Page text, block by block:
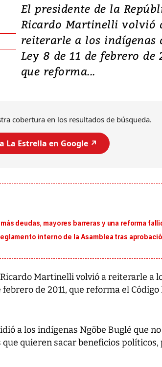
El presidente de la
Ricardo Martinelli volvió
reiterarle a los indígenas
Ley 8 de 11 de febrero de
que reforma...
cobertura en los resultados de búsqueda.
La Estrella en Google ↗️
deudas, mayores barreras y una reforma
interno de la Asamblea tras
Martinelli volvió a reiterarle a
febrero de 2011, que reforma el
a los indígenas Ngöbe Buglé que no
quieren sacar beneficios políticos,
Video, Japón:
deja heridos y
daños en
al sur de Japón,